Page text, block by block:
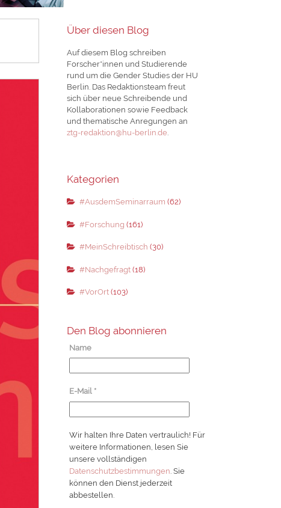
Über diesen Blog
Auf diesem Blog schreiben
Forscher*innen und Studierende
rund um die Gender Studies der HU
Berlin. Das Redaktionsteam freut
sich über neue Schreibende und
Kollaborationen sowie Feedback
und thematische Anregungen an
ztg-redaktion@hu-berlin.de.
Kategorien
#AusdemSeminarraum (62)
#Forschung (161)
#MeinSchreibtisch (30)
#Nachgefragt(18)
#VorOrt(103)
Den Blog abonnieren
Name
E-Mail *
Wir halten Ihre Daten vertraulich! Für
weitere Informationen, lesen Sie
unsere vollständigen
Datenschutzbestimmungen . Sie
können den Dienst jederzeit
abbestellen.